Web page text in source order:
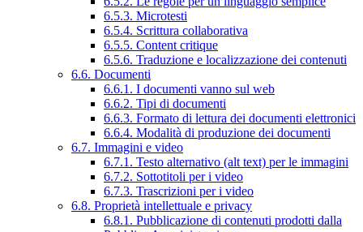
6.5.3. Microtesti
6.5.4. Scrittura collaborativa
6.5.5. Content critique
6.5.6. Traduzione e localizzazione dei contenuti
6.6. Documenti
6.6.1. I documenti vanno sul web
6.6.2. Tipi di documenti
6.6.3. Formato di lettura dei documenti elettronici
6.6.4. Modalità di produzione dei documenti
6.7. Immagini e video
6.7.1. Testo alternativo (alt text) per le immagini
6.7.2. Sottotitoli per i video
6.7.3. Trascrizioni per i video
6.8. Proprietà intellettuale e privacy
6.8.1. Pubblicazione di contenuti prodotti dalla